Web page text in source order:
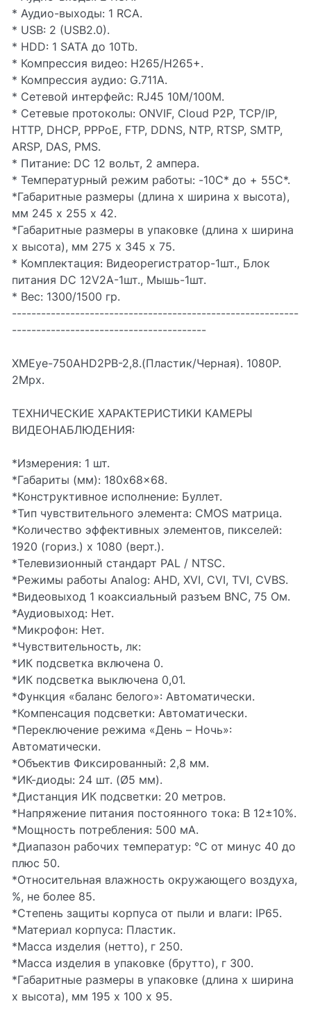
* Аудио-выходы: 1 RCA.
* USB: 2 (USB2.0).
* HDD: 1 SATA до 10Tb.
* Компрессия видео: H265/H265+.
* Компрессия аудио: G.711A.
* Сетевой интерфейс: RJ45 10M/100M.
* Сетевые протоколы: ONVIF, Cloud P2P, TCP/IP,
HTTP, DHCP, PPPoE, FTP, DDNS, NTP, RTSP, SMTP,
ARSP, DAS, PMS.
* Питание: DC 12 вольт, 2 ампера.
* Температурный режим работы: -10С* до + 55С*.
*Габаритные размеры (длина х ширина х высота),
мм 245 х 255 х 42.
*Габаритные размеры в упаковке (длина х ширина
х высота), мм 275 х 345 х 75.
* Комплектация: Видеорегистратор-1шт., Блок
питания DC 12V2A-1шт., Мышь-1шт.
* Вес: 1300/1500 гр.
-----------------------------------------------------------
----------------------------------------
XMEye-750AHD2PB-2,8.(Пластик/Черная). 1080P.
2Mpx.
ТЕХНИЧЕСКИЕ ХАРАКТЕРИСТИКИ КАМЕРЫ
ВИДЕОНАБЛЮДЕНИЯ:
*Измерения: 1 шт.
*Габариты (мм): 180x68x68.
*Конструктивное исполнение: Буллет.
*Тип чувствительного элемента: CMOS матрица.
*Количество эффективных элементов, пикселей:
1920 (гориз.) х 1080 (верт.).
*Телевизионный стандарт PAL / NTSC.
*Режимы работы Analog: AHD, XVI, CVI, TVI, CVBS.
*Видеовыход 1 коаксиальный разъем BNC, 75 Ом.
*Аудиовыход: Нет.
*Микрофон: Нет.
*Чувствительность, лк:
*ИК подсветка включена 0.
*ИК подсветка выключена 0,01.
*Функция «баланс белого»: Автоматически.
*Компенсация подсветки: Автоматически.
*Переключение режима «День – Ночь»:
Автоматически.
*Объектив Фиксированный: 2,8 мм.
*ИК-диоды: 24 шт. (Ø5 мм).
*Дистанция ИК подсветки: 20 метров.
*Напряжение питания постоянного тока: В 12±10%.
*Мощность потребления: 500 мА.
*Диапазон рабочих температур: °С от минус 40 до
плюс 50.
*Относительная влажность окружающего воздуха,
%, не более 85.
*Степень защиты корпуса от пыли и влаги: IP65.
*Материал корпуса: Пластик.
*Масса изделия (нетто), г 250.
*Масса изделия в упаковке (брутто), г 300.
*Габаритные размеры в упаковке (длина х ширина
х высота), мм 195 х 100 х 95.